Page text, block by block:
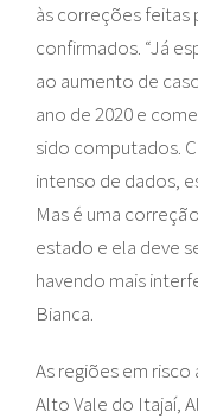
às correções feitas
confirmados. “Já
ao aumento de
ano de 2020 e
sido computados.
intenso de dados,
Mas é uma
estado e ela deve
havendo mais
Bianca.
As regiões em
Alto Vale do Itajaí,